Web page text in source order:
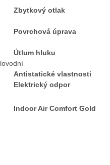
Zbytkový otlak
Povrchová úprava
Útlum hluku
Antistatické vlastnosti
Elektrický odpor
Indoor Air Comfort Gold